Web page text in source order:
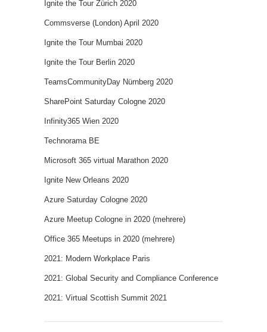
Ignite the Tour Zürich 2020
Commsverse (London) April 2020
Ignite the Tour Mumbai 2020
Ignite the Tour Berlin 2020
TeamsCommunityDay Nürnberg 2020
SharePoint Saturday Cologne 2020
Infinity365 Wien 2020
Technorama BE
Microsoft 365 virtual Marathon 2020
Ignite New Orleans 2020
Azure Saturday Cologne 2020
Azure Meetup Cologne in 2020 (mehrere)
Office 365 Meetups in 2020 (mehrere)
2021: Modern Workplace Paris
2021: Global Security and Compliance Conference
2021: Virtual Scottish Summit 2021